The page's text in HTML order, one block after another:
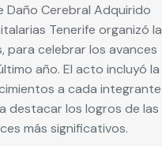
Daño Cerebral Adquirido
Tenerife organizó la
para celebrar los avances
año. El acto incluyó la
a cada integrante
destacar los logros de las
más significativos.